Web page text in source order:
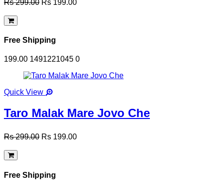
Rs 299.00 Rs 199.00
Free Shipping
199.00 1491221045 0
Quick View
Taro Malak Mare Jovo Che
Rs 299.00 Rs 199.00
Free Shipping